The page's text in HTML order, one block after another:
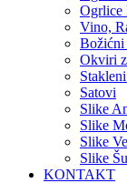
Ogrlice
Vino,
Božićni
Okviri
Satovi
Slike
Slike
Slike
Slike
KONTAKT